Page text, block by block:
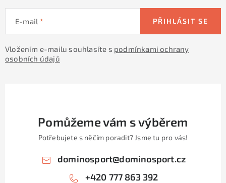
E-mail
Vložením e-mailu souhlasíte s podmínkami ochrany
osobních údajů
PŘIHLÁSIT SE
Pomůžeme vám s výběrem
Potřebujete s něčím poradit? Jsme tu pro vás!
dominosport@dominosport.cz
+420 777 863 392